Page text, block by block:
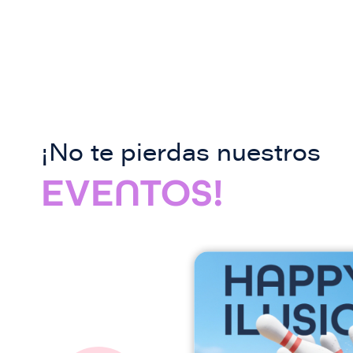
¡No te pierdas nuestros
EVENTOS!
I
g